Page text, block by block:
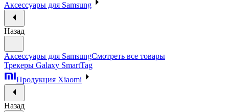
Аксессуары для Samsung
Назад
Аксессуары для SamsungСмотреть все товары
Трекеры Galaxy SmartTag
Продукция Xiaomi
Назад